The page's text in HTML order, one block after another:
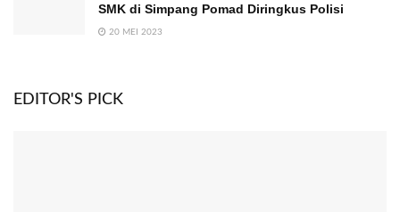
SMK di Simpang Pomad Diringkus Polisi
20 MEI 2023
EDITOR'S PICK